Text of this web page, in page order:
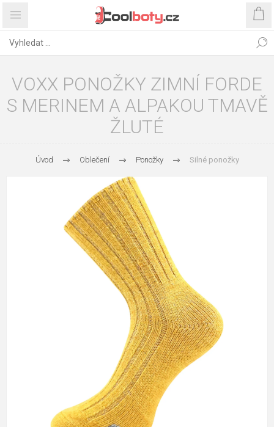
VOXX PONOŽKY ZIMNÍ FORDE
S MERINEM A ALPAKOU TMAVĚ
ŽLUTÉ
Úvod Oblečení Ponožky Silné ponožky